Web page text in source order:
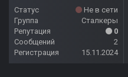
Статус
Не в сети
Группа
Сталкеры
Репутация
0
Сообщений
2
Регистрация
15.11.2024